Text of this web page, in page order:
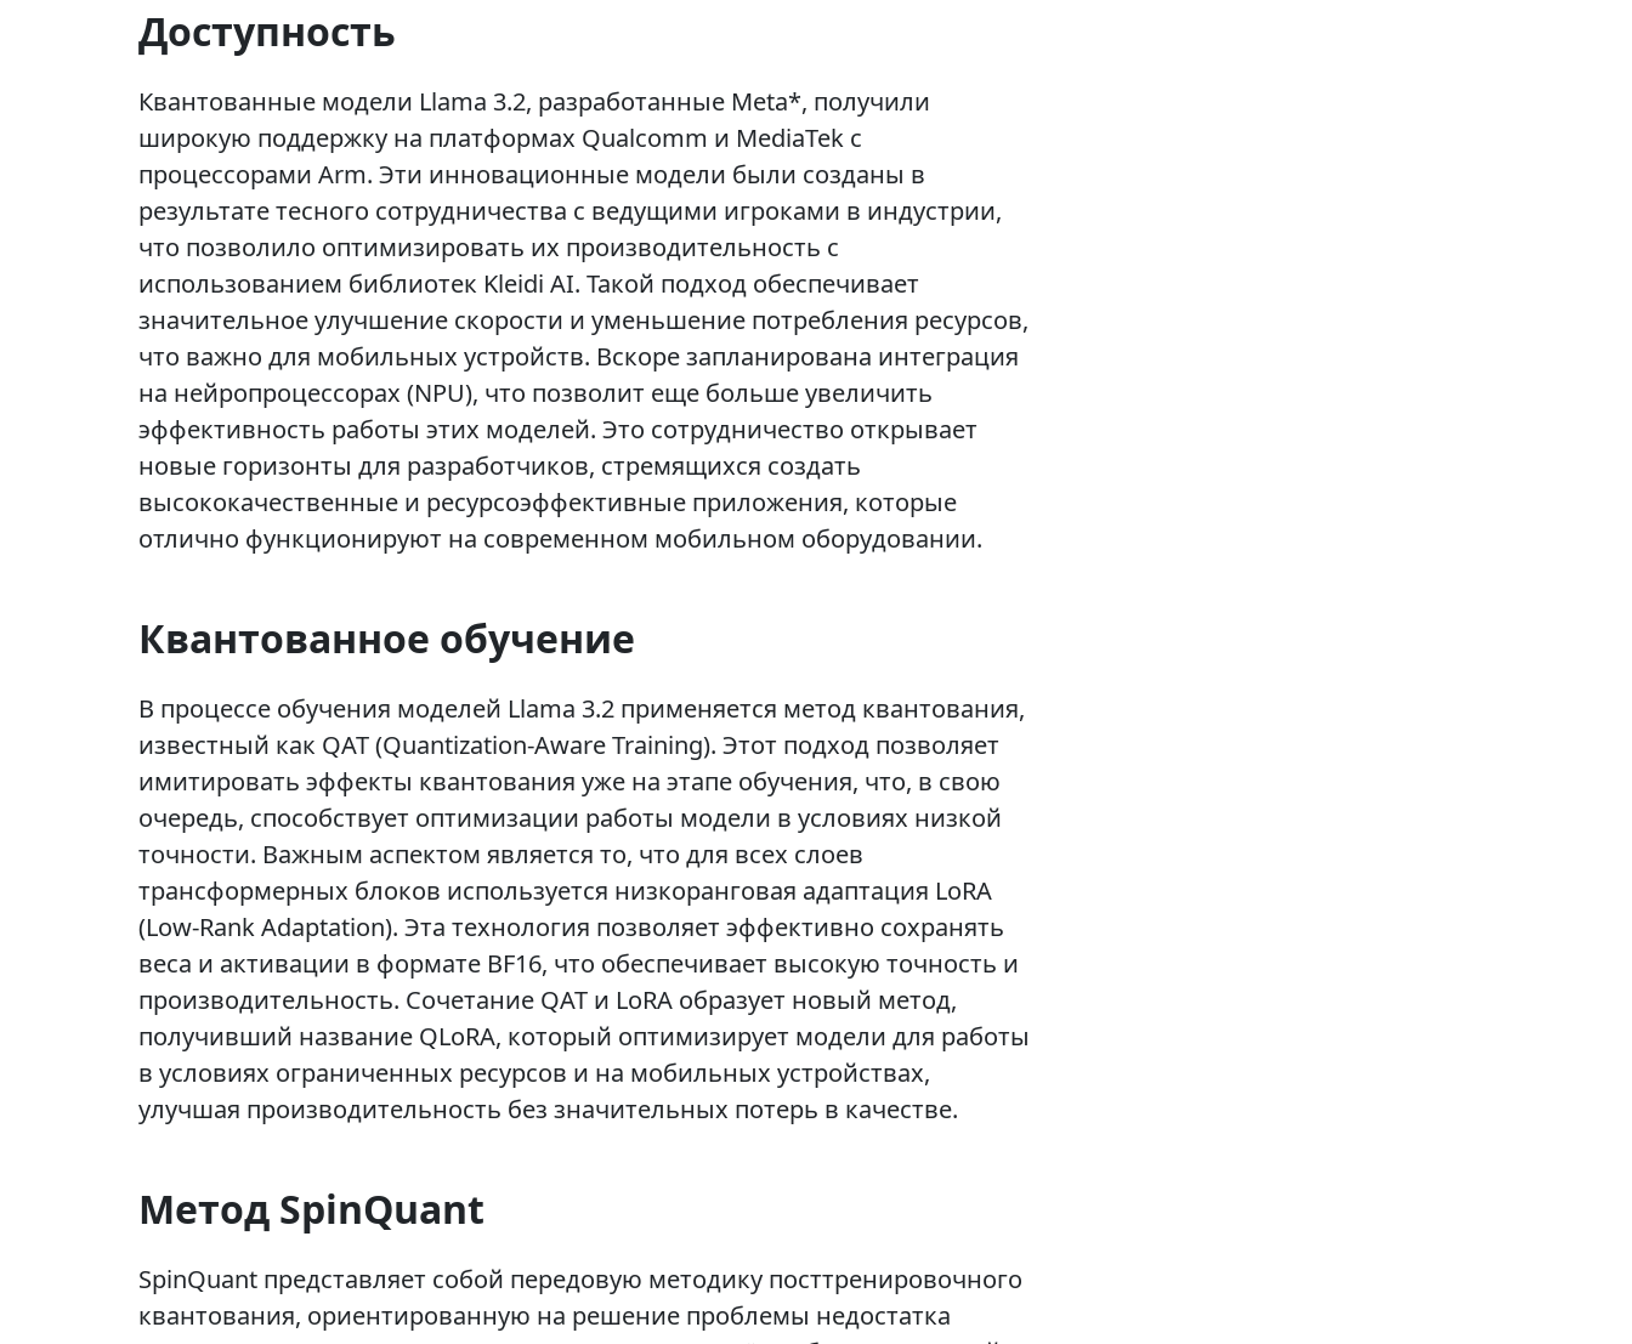
Доступность
Квантованные модели Llama 3.2, разработанные Meta*, получили
широкую поддержку на платформах Qualcomm и MediaTek с
процессорами Arm. Эти инновационные модели были созданы в
результате тесного сотрудничества с ведущими игроками в индустрии,
что позволило оптимизировать их производительность с
использованием библиотек Kleidi AI. Такой подход обеспечивает
значительное улучшение скорости и уменьшение потребления ресурсов,
что важно для мобильных устройств. Вскоре запланирована интеграция
на нейропроцессорах (NPU), что позволит еще больше увеличить
эффективность работы этих моделей. Это сотрудничество открывает
новые горизонты для разработчиков, стремящихся создать
высококачественные и ресурсоэффективные приложения, которые
отлично функционируют на современном мобильном оборудовании.
Квантованное обучение
В процессе обучения моделей Llama 3.2 применяется метод квантования,
известный как QAT (Quantization-Aware Training). Этот подход позволяет
имитировать эффекты квантования уже на этапе обучения, что, в свою
очередь, способствует оптимизации работы модели в условиях низкой
точности. Важным аспектом является то, что для всех слоев
трансформерных блоков используется низкоранговая адаптация LoRA
(Low-Rank Adaptation). Эта технология позволяет эффективно сохранять
веса и активации в формате BF16, что обеспечивает высокую точность и
производительность. Сочетание QAT и LoRA образует новый метод,
получивший название QLoRA, который оптимизирует модели для работы
в условиях ограниченных ресурсов и на мобильных устройствах,
улучшая производительность без значительных потерь в качестве.
Метод SpinQuant
SpinQuant представляет собой передовую методику посттренировочного
квантования, ориентированную на решение проблемы недостатка